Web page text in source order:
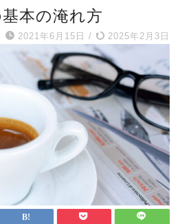
本の淹れ方
2021年6月15日 / 2025年2月3日